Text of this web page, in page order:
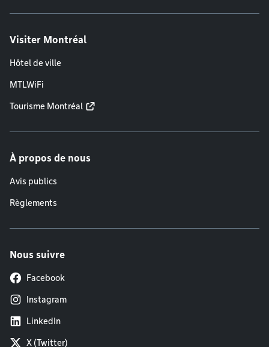
Visiter Montréal
Hôtel de ville
MTLWiFi
Tourisme Montréal
À propos de nous
Avis publics
Règlements
Nous suivre
Facebook
Instagram
LinkedIn
X (Twitter)